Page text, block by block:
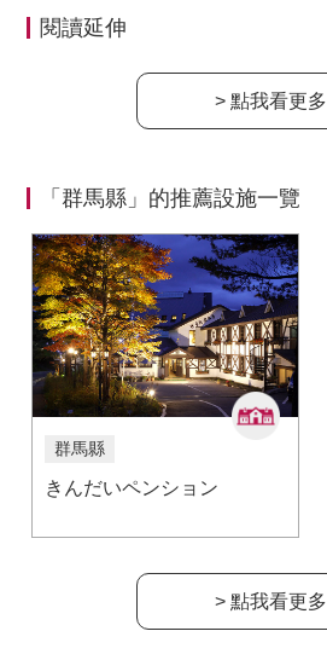
閱讀延伸
> 點我看更多
「群馬縣」的推薦設施一覽
群馬縣
きんだいペンション
> 點我看更多